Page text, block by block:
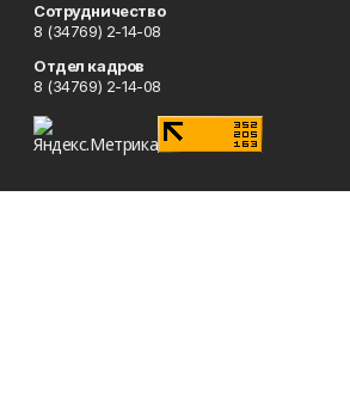
Сотрудничество
8 (34769) 2-14-08
Отдел кадров
8 (34769) 2-14-08